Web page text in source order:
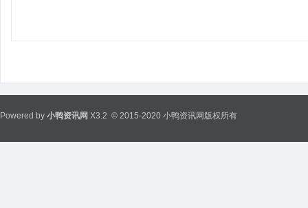
Powered by 小鸭资讯网 X3.2 © 2015-2020 小鸭资讯网版权所有